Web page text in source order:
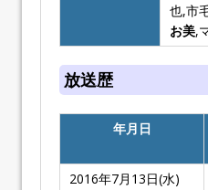
也,市
お美,
放送歴
年月日
2016年7月13日(水)